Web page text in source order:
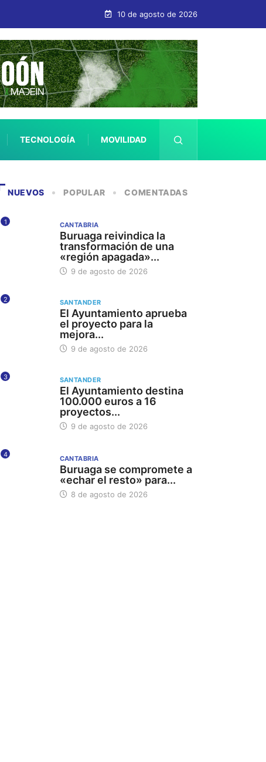
10 de agosto de 2026
TECNOLOGÍA MOVILIDAD
NUEVOS POPULAR COMENTADAS
1 CANTABRIA
Buruaga reivindica la
transformación de una
«región apagada»...
9 de agosto de 2026
2 SANTANDER
El Ayuntamiento aprueba
el proyecto para la
mejora...
9 de agosto de 2026
3 SANTANDER
El Ayuntamiento destina
100.000 euros a 16
proyectos...
9 de agosto de 2026
4 CANTABRIA
Buruaga se compromete a
«echar el resto» para...
8 de agosto de 2026